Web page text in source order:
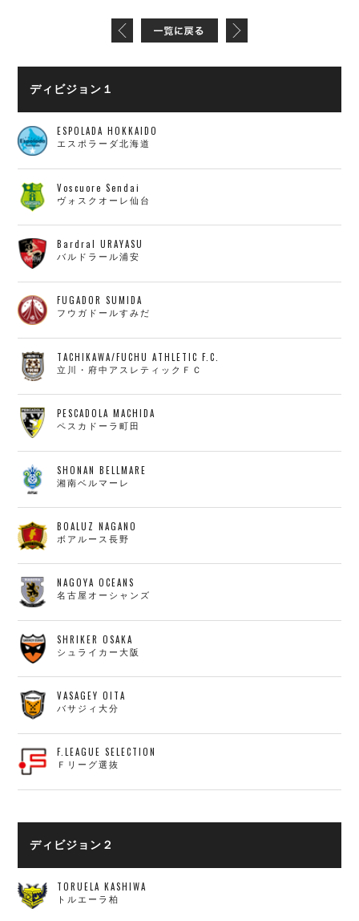
ディビジョン１
ESPOLADA HOKKAIDO
エスポラーダ北海道
Voscuore Sendai
ヴォスクオーレ仙台
Bardral URAYASU
バルドラール浦安
FUGADOR SUMIDA
フウガドールすみだ
TACHIKAWA/FUCHU ATHLETIC F.C.
立川・府中アスレティックＦＣ
PESCADOLA MACHIDA
ペスカドーラ町田
SHONAN BELLMARE
湘南ベルマーレ
BOALUZ NAGANO
ボアルース長野
NAGOYA OCEANS
名古屋オーシャンズ
SHRIKER OSAKA
シュライカー大阪
VASAGEY OITA
バサジィ大分
F.LEAGUE SELECTION
Ｆリーグ選抜
ディビジョン２
TORUELA KASHIWA
トルエーラ柏